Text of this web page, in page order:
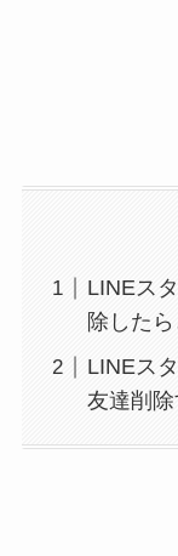
LINEス
除した
LINEス
友達削